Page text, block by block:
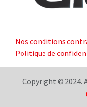
Nos conditions
Politique de
Copyright © 2024.